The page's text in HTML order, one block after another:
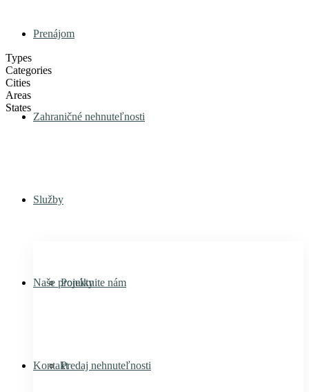
Prenájom
Zahraničné nehnuteľnosti
Služby
Ponúknite nám
Predaj nehnuteľnosti
Naše projekty
Kontakt
Types
Categories
Cities
Areas
States